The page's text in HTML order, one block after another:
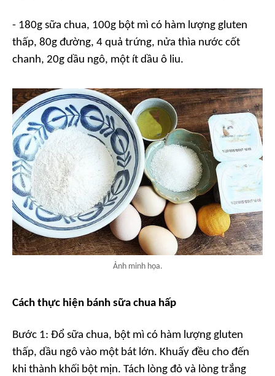
- 180g sữa chua, 100g bột mì có hàm lượng gluten
thấp, 80g đường, 4 quả trứng, nửa thìa nước cốt
chanh, 20g dầu ngô, một ít dầu ô liu.
Ảnh minh họa.
Cách thực hiện bánh sữa chua hấp
Bước 1: Đổ sữa chua, bột mì có hàm lượng gluten
thấp, dầu ngô vào một bát lớn. Khuấy đều cho đến
khi thành khối bột mịn. Tách lòng đỏ và lòng trắng